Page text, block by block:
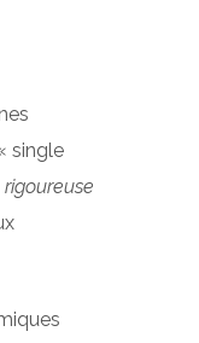
single